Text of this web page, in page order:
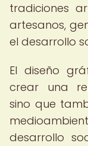
tradiciones
artesanos,
el desarrollo
El diseño
crear una
sino que
desarrollo